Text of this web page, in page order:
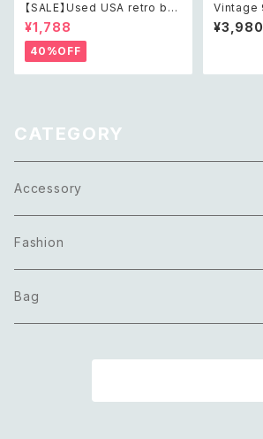
【SALE】Used USA retro bot
anical flower salopette sh
ort pants レトロ アメリカ ユー
ズド 古着 ライトグリーン ボタニ
カル フラワー サロペット ショー
トパンツ
¥1,788
40%OFF
Vintage
s beads
レトロ ヴ
¥3,980
CATEGORY
Accessory
Necklace
Pierce
Fashion
Tops
Bag